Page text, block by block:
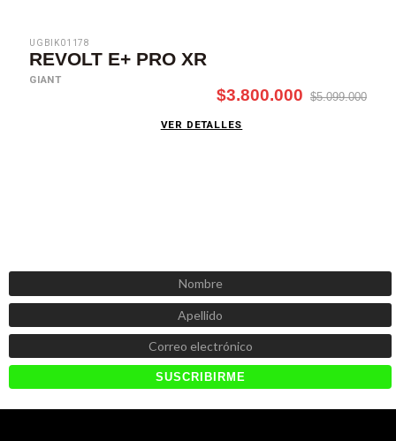
UGBIK01178
REVOLT E+ PRO XR
GIANT
$3.800.000 $5.099.000
VER DETALLES